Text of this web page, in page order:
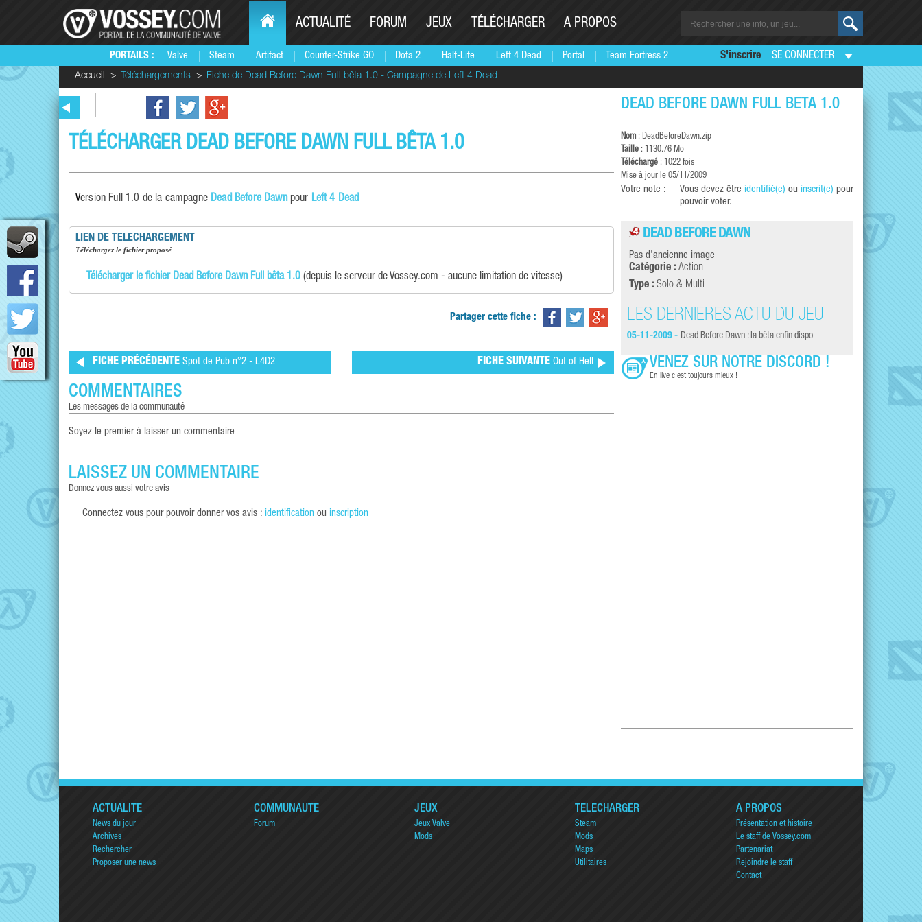
PORTAILS : Valve Steam Artifact Counter-Strike GO Dota 2 Half-Life Left 4 Dead Portal Team Fortress 2
ACTUALITÉ FORUM JEUX TÉLÉCHARGER A PROPOS
S'inscrire SE CONNECTER
Accueil Téléchargements Fiche de Dead Before Dawn Full bêta 1.0 - Campagne de Left 4 Dead
TÉLÉCHARGER DEAD BEFORE DAWN FULL BÊTA 1.0
Version Full 1.0 de la campagne Dead Before Dawnpour Left 4 Dead
LIEN DE TELECHARGEMENT
téléchargez le fichier proposé
Télécharger le fichier Dead Before Dawn Full bêta 1.0 (depuis le serveur de Vossey.com - aucune limitation de vitesse)
Partager cette fiche :
FICHE PRÉCÉDENTE Spot de Pub n°2 - L4D2 FICHE SUIVANTE Out of Hell
COMMENTAIRES
les messages de la communauté
Soyez le premier à laisser un commentaire
LAISSEZ UN COMMENTAIRE
donnez vous aussi votre avis
Connectez vous pour pouvoir donner vos avis : identification ou inscription
DEAD BEFORE DAWN FULL BÊTA 1.0
Nom : DeadBeforeDawn.zip
Taille : 1130.76 Mo
Téléchargé : 1022 fois
Mise à jour le 05/11/2009
Votre note : Vous devez être identifié(e) ou inscrit(e) pour
pouvoir voter.
DEAD BEFORE DAWN
Pas d'ancienne image
Catégorie : Action
Type : Solo & Multi
LES DERNIÈRES ACTU DU JEU
05-11-2009 - Dead Before Dawn : la bêta enfin dispo
VENEZ SUR NOTRE DISCORD !
En live c'est toujours mieux !
ACTUALITÉ
News du jour
Archives
Rechercher
Proposer une news
COMMUNAUTÉ
Forum
JEUX
Jeux Valve
Mods
TÉLÉCHARGER
Steam
Mods
Maps
Utilitaires
A PROPOS
Présentation et histoire
Le staff de Vossey.com
Partenariat
Rejoindre le staff
Contact